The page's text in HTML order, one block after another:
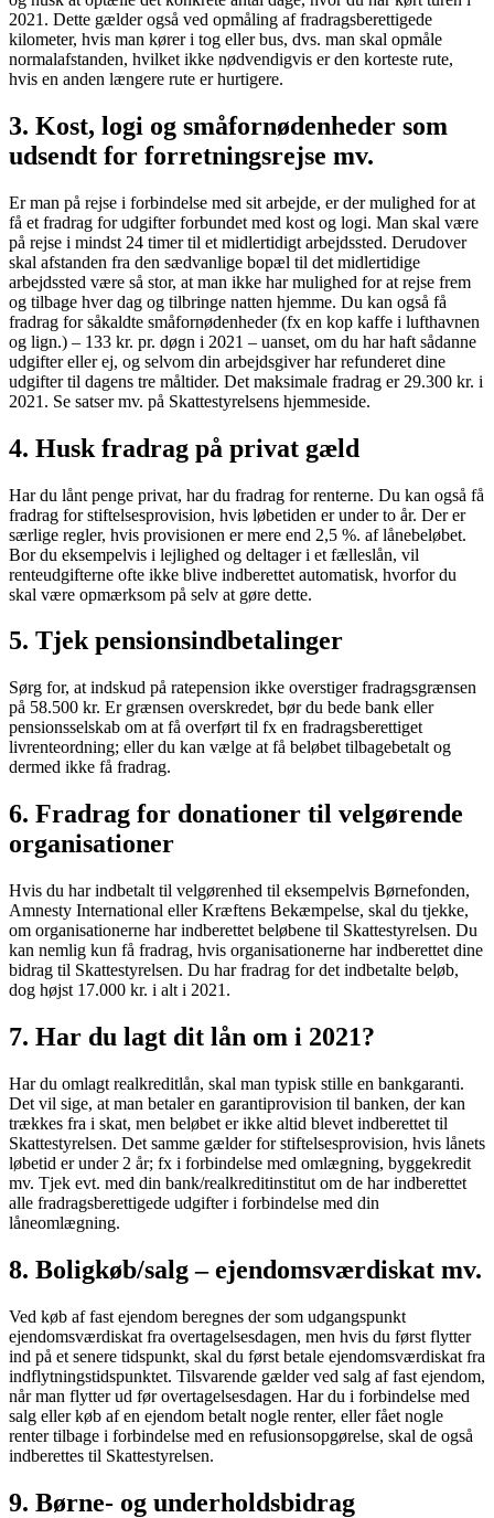
2021. Dette gælder også ved opmåling af fradragsberettigede
kilometer, hvis man kører i tog eller bus, dvs. man skal opmåle
normalafstanden, hvilket ikke nødvendigvis er den korteste rute,
hvis en anden længere rute er hurtigere.
3. Kost, logi og småfornødenheder som
udsendt for forretningsrejse mv.
Er man på rejse i forbindelse med sit arbejde, er der mulighed for at
få et fradrag for udgifter forbundet med kost og logi. Man skal være
på rejse i mindst 24 timer til et midlertidigt arbejdssted. Derudover
skal afstanden fra den sædvanlige bopæl til det midlertidige
arbejdssted være så stor, at man ikke har mulighed for at rejse frem
og tilbage hver dag og tilbringe natten hjemme. Du kan også få
fradrag for såkaldte småfornødenheder (fx en kop kaffe i lufthavnen
og lign.) – 133 kr. pr. døgn i 2021 – uanset, om du har haft sådanne
udgifter eller ej, og selvom din arbejdsgiver har refunderet dine
udgifter til dagens tre måltider. Det maksimale fradrag er 29.300 kr. i
2021. Se satser mv. på Skattestyrelsens hjemmeside.
4. Husk fradrag på privat gæld
Har du lånt penge privat, har du fradrag for renterne. Du kan også få
fradrag for stiftelsesprovision, hvis løbetiden er under to år. Der er
særlige regler, hvis provisionen er mere end 2,5 %. af lånebeløbet.
Bor du eksempelvis i lejlighed og deltager i et fælleslån, vil
renteudgifterne ofte ikke blive indberettet automatisk, hvorfor du
skal være opmærksom på selv at gøre dette.
5. Tjek pensionsindbetalinger
Sørg for, at indskud på ratepension ikke overstiger fradragsgrænsen
på 58.500 kr. Er grænsen overskredet, bør du bede bank eller
pensionsselskab om at få overført til fx en fradragsberettiget
livrenteordning; eller du kan vælge at få beløbet tilbagebetalt og
dermed ikke få fradrag.
6. Fradrag for donationer til velgørende
organisationer
Hvis du har indbetalt til velgørenhed til eksempelvis Børnefonden,
Amnesty International eller Kræftens Bekæmpelse, skal du tjekke,
om organisationerne har indberettet beløbene til Skattestyrelsen. Du
kan nemlig kun få fradrag, hvis organisationerne har indberettet dine
bidrag til Skattestyrelsen. Du har fradrag for det indbetalte beløb,
dog højst 17.000 kr. i alt i 2021.
7. Har du lagt dit lån om i 2021?
Har du omlagt realkreditlån, skal man typisk stille en bankgaranti.
Det vil sige, at man betaler en garantiprovision til banken, der kan
trækkes fra i skat, men beløbet er ikke altid blevet indberettet til
Skattestyrelsen. Det samme gælder for stiftelsesprovision, hvis lånets
løbetid er under 2 år; fx i forbindelse med omlægning, byggekredit
mv. Tjek evt. med din bank/realkreditinstitut om de har indberettet
alle fradragsberettigede udgifter i forbindelse med din
låneomlægning.
8. Boligkøb/salg – ejendomsværdiskat mv.
Ved køb af fast ejendom beregnes der som udgangspunkt
ejendomsværdiskat fra overtagelsesdagen, men hvis du først flytter
ind på et senere tidspunkt, skal du først betale ejendomsværdiskat fra
indflytningstidspunktet. Tilsvarende gælder ved salg af fast ejendom,
når man flytter ud før overtagelsesdagen. Har du i forbindelse med
salg eller køb af en ejendom betalt nogle renter, eller fået nogle
renter tilbage i forbindelse med en refusionsopgørelse, skal de også
indberettes til Skattestyrelsen.
9. Børne- og underholdsbidrag